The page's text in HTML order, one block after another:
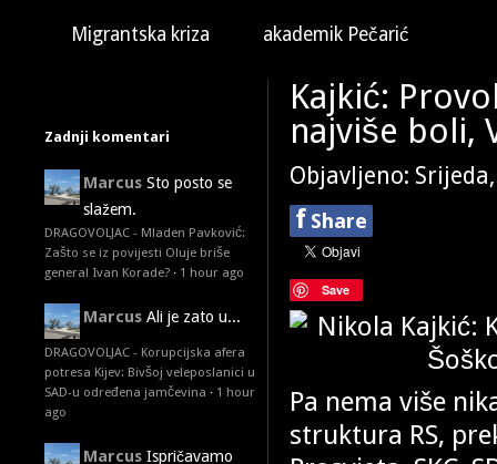
Migrantska kriza akademik Pečarić
Zadnji komentari
Marcus Sto posto se
slažem.
DRAGOVOLJAC - Mladen Pavković:
Zašto se iz povijesti Oluje briše
general Ivan Korade? · 1 hour ago
Marcus Ali je zato u...
DRAGOVOLJAC - Korupcijska afera
potresa Kijev: Bivšoj veleposlanici u
SAD-u određena jamčevina · 1 hour
ago
Marcus Ispričavamo
Kajkić:
najviše boli,
Objavljeno:
f Share
Save
Pa nema više
struktura RS,